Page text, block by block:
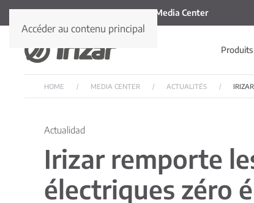
Accéder au contenu principal
Media Center
HOME MEDIA CENTER ACTUALITÉS
Actualidad
Irizar remporte
électriques zéro